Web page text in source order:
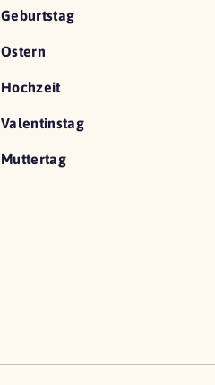
Geburtstag
Ostern
Hochzeit
Valentinstag
Muttertag